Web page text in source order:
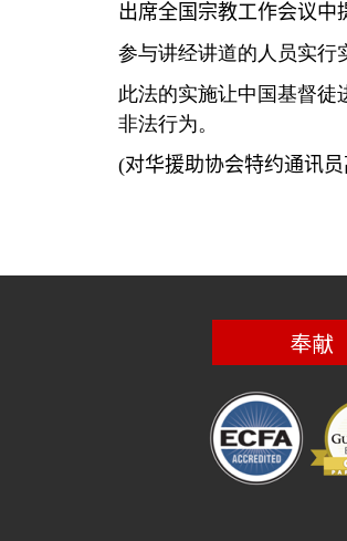
出席全国宗教工作会议中
参与讲经讲道的人员实行
此法的实施让中国基督徒
非法行为。
(对华援助协会特约通讯
奉献